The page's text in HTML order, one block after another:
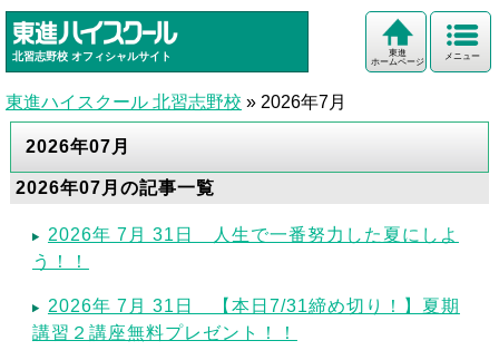
北習志野校 オフィシャルサイト メニュー
東進
ホームページ
東進ハイスクール 北習志野校 » 2026年7月
2026年07月
2026年07月の記事一覧
2026年 7月 31日 人生で一番努力した夏にしよ
う！！
2026年 7月 31日 【本日7/31締め切り！】夏期
講習２講座無料プレゼント！！